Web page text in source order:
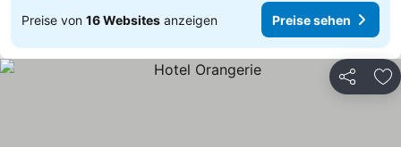
Preise von 16 Websites anzeigen Preise sehen
Teilen